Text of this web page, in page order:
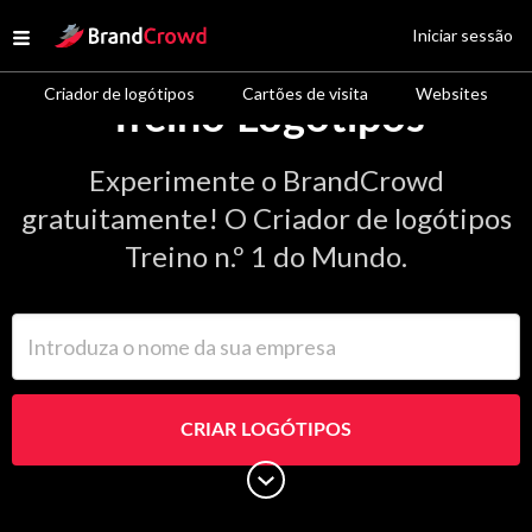
Open menu
Site Logo
Criador de logótipos Cartões de visita Websites
Iniciar sessão
Treino Logótipos
Experimente o BrandCrowd
gratuitamente! O Criador de logótipos
Treino n.º 1 do Mundo.
CRIAR LOGÓTIPOS